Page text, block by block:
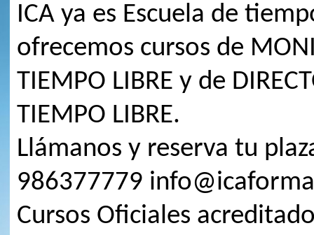
ICA ya es Escuela de
ofrecemos cursos de
TIEMPO LIBRE y de
TIEMPO LIBRE.
Llámanos y reserva tu
986377779
Cursos Oficiales